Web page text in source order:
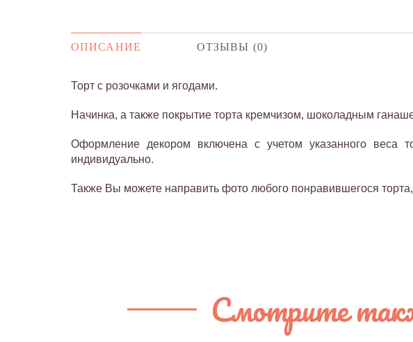
ОПИСАНИЕ ОТЗЫВЫ (0)
Торт с розочками и ягодами.
Начинка, а также покрытие торта кремчизом, шоколадным
Оформление декором включена с учетом указанного веса
индивидуально.
Также Вы можете направить фото любого понравившегося
Смотрите